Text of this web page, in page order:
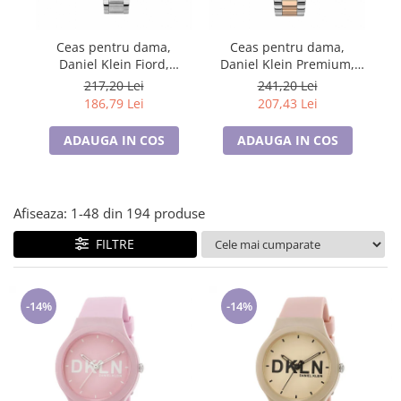
Lenjerii de pat pentru copii
Pijamale de CRACIUN
Pijamale de dama
Pijamale de barbati
Halate si capoate
Halate si pijamale Family
Incaltaminte
Seturi elegante femei
Umbrele
Pijamale de copii
Pijamale BIG SIZE femei
Cadouri ocazii speciale
Tricouri de craciun
Ceas pentru dama,
Daniel Klein Fiord,
DK.1.13433.2
217,20 Lei
186,79 Lei
ADAUGA IN COS
Ceas pentru dama,
Daniel Klein Premium,
DK.1.13340.6
241,20 Lei
207,43 Lei
ADAUGA IN COS
Afiseaza: 1-48 din 194 produse
FILTRE
-14% -14%